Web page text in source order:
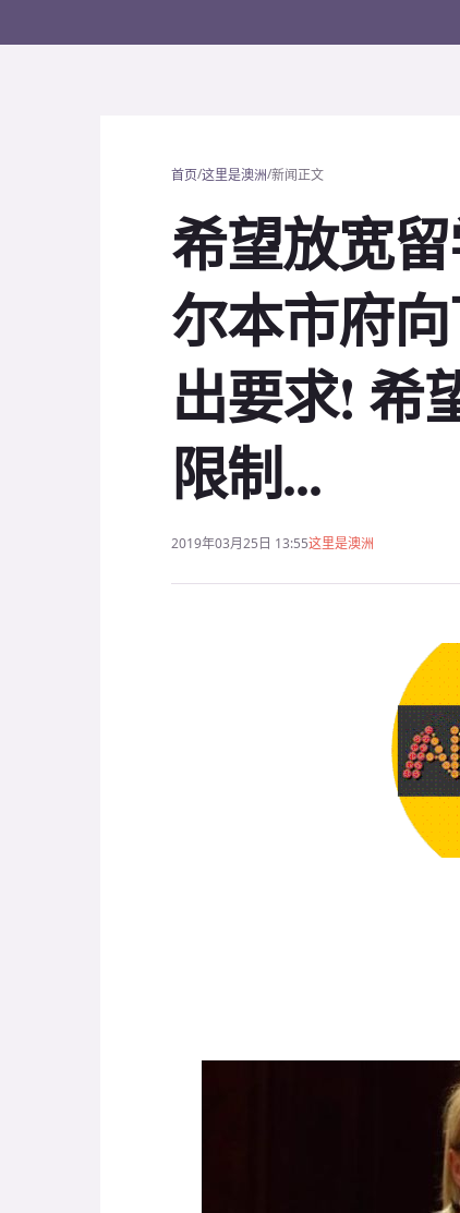
首页/这里是澳洲/新闻正文
希望放宽
尔本市府
出要求! 希
限制...
2019年03月25日 13:55这里是澳洲